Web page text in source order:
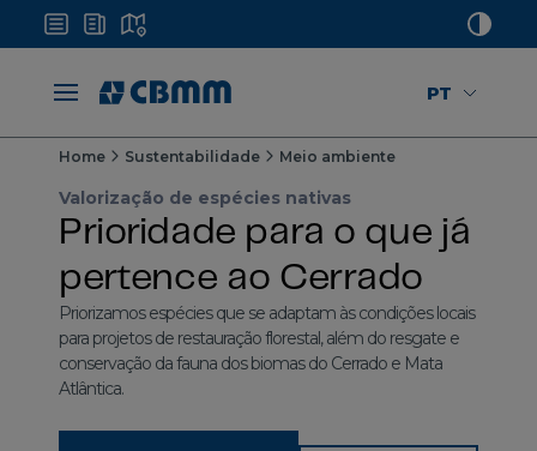
PT
Home Sustentabilidade Meio ambiente
Valorização de espécies nativas
Prioridade para o que já
pertence ao Cerrado
Priorizamos espécies que se adaptam às condições locais
para projetos de restauração florestal, além do resgate e
conservação da fauna dos biomas do Cerrado e Mata
Atlântica.